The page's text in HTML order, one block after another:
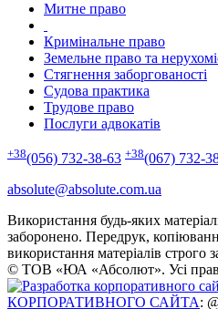
Митне право
Кримінальне право
Земельне право та
Стягнення заборгованості
Судова практика
Трудове право
Послуги адвокатів
+38(056) 732-38-63 +38(067) 732-
absolute@absolute.com.ua
Використання будь-яких
заборонено. Передрук,
використання матеріалів строго
© ТОВ «ЮА «Абсолют». Усі
КОРПОРАТИВНОГО САЙТА: